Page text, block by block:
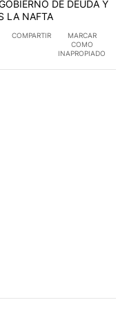
DE DEUDA Y
LA NAFTA
COMPARTIR
MARCAR
COMO
INAPROPIADO